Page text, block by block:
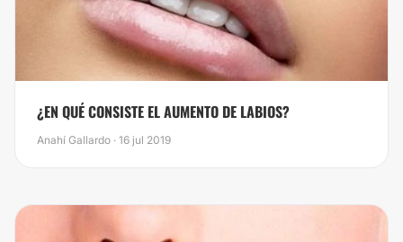
¿​EN QUÉ CONSISTE EL AUMENTO DE LABIOS?
Anahí Gallardo · 16 jul 2019